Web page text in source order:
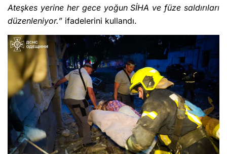
Ateşkes yerine her gece yoğun SİHA ve füze saldırıları
düzenleniyor.” ifadelerini kullandı.